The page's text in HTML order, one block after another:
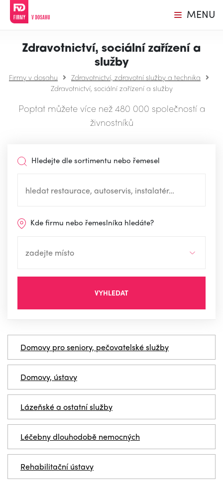
MENU
Zdravotnictví, sociální zařízení a
služby
Firmy v dosahu
Zdravotnictví, zdravotní služby a technika
Zdravotnictví, sociální zařízení a služby
Poptat můžete více než 480 000 společností a
živnostníků
Hledejte dle sortimentu nebo řemesel
Kde firmu nebo řemeslníka hledáte?
VYHLEDAT
Domovy pro seniory, pečovatelské služby
Domovy, ústavy
Lázeňské a ostatní služby
Léčebny dlouhodobě nemocných
Rehabilitační ústavy